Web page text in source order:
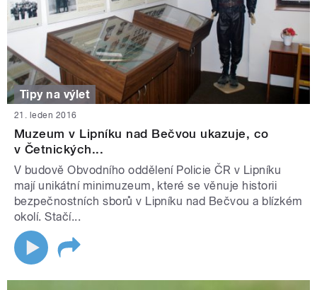
Tipy na výlet
21. leden 2016
Muzeum v Lipníku nad Bečvou ukazuje, co
v Četnických...
V budově Obvodního oddělení Policie ČR v Lipníku
mají unikátní minimuzeum, které se věnuje historii
bezpečnostních sborů v Lipníku nad Bečvou a blízkém
okolí. Stačí...